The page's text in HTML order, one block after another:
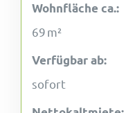
Wohnfläche ca.:
69 m²
Verfügbar ab:
sofort